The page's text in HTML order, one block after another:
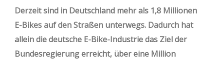
Derzeit sind in Deutschland mehr als 1,8 Millionen
E-Bikes auf den Straßen unterwegs. Dadurch hat
allein die deutsche E-Bike-Industrie das Ziel der
Bundesregierung erreicht, über eine Million